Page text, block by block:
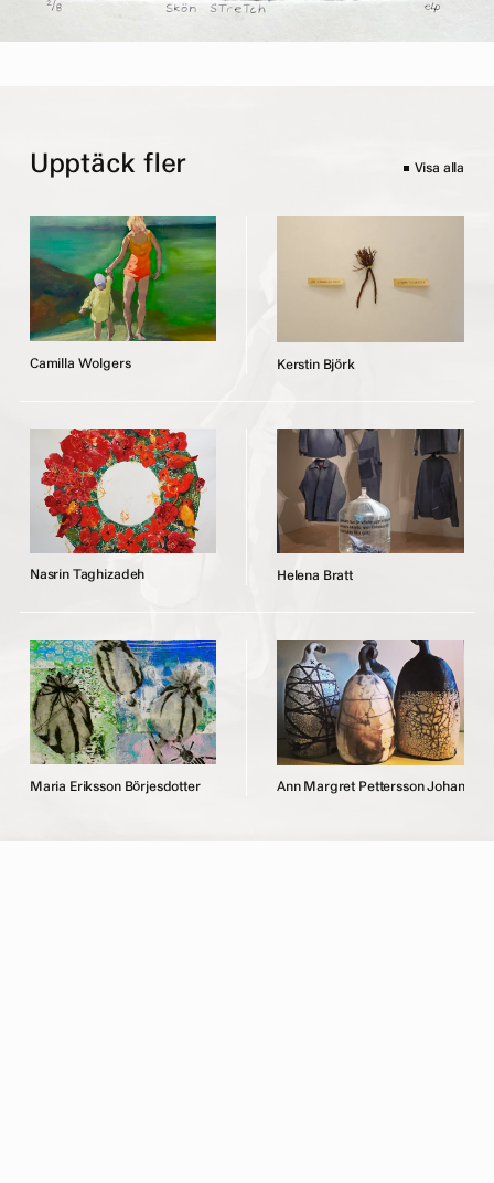
Upptäck fler Visa alla
Camilla Wolgers Kerstin Björk
Nasrin Taghizadeh Helena Bratt
Maria Eriksson Börjesdotter Ann Margret PetterssonJohan